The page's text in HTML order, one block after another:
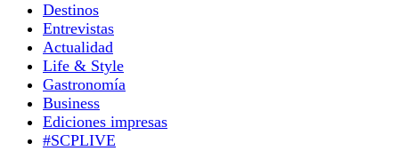
Destinos
Entrevistas
Actualidad
Life & Style
Gastronomía
Business
Ediciones impresas
#SCPLIVE